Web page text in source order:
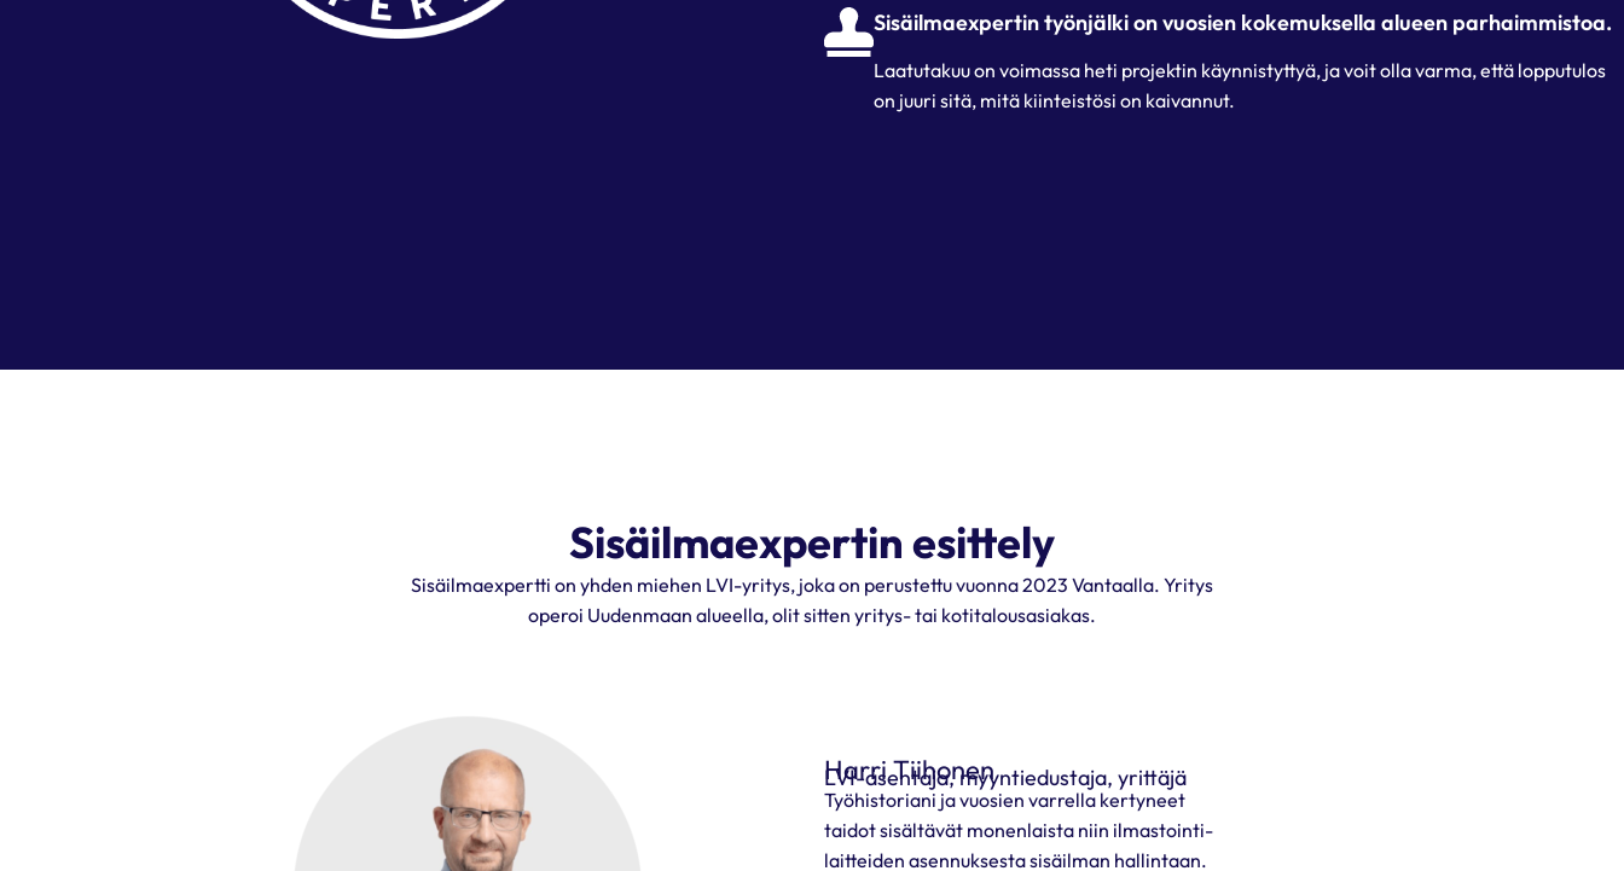
Sisäilmaexpertin työnjälki on vuosien kokemuksella alueen parhaimmistoa.
Laatutakuu on voimassa heti projektin käynnistyttyä, ja voit olla varma, että lopputulos
on juuri sitä, mitä kiinteistösi on kaivannut.
Sisäilmaexpertin esittely
Sisäilmaexpertti on yhden miehen LVI-yritys, joka on perustettu vuonna 2023 Vantaalla. Yritys
operoi Uudenmaan alueella, olit sitten yritys- tai kotitalousasiakas.
Harri Tiihonen
LVI-asentaja, myyntiedustaja, yrittäjä
Työhistoriani ja vuosien varrella kertyneet
taidot sisältävät monenlaista niin ilmastointi-
laitteiden asennuksesta sisäilman hallintaan.